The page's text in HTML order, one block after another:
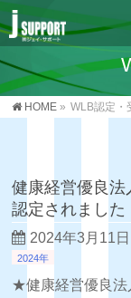
HOME » WLB認定・
健康経営優良法
認定されました
2024年3月11日
2024年
★健康経営優良法